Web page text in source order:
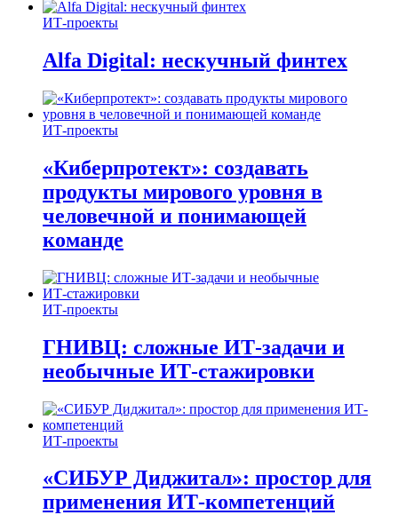
ИТ-проекты
Alfa Digital: нескучный финтех
ИТ-проекты
«Киберпротект»: создавать
продукты мирового уровня в
человечной и понимающей
команде
ИТ-проекты
ГНИВЦ: сложные ИТ‑задачи и
необычные ИТ‑стажировки
ИТ-проекты
«СИБУР Диджитал»: простор для
применения ИТ-компетенций